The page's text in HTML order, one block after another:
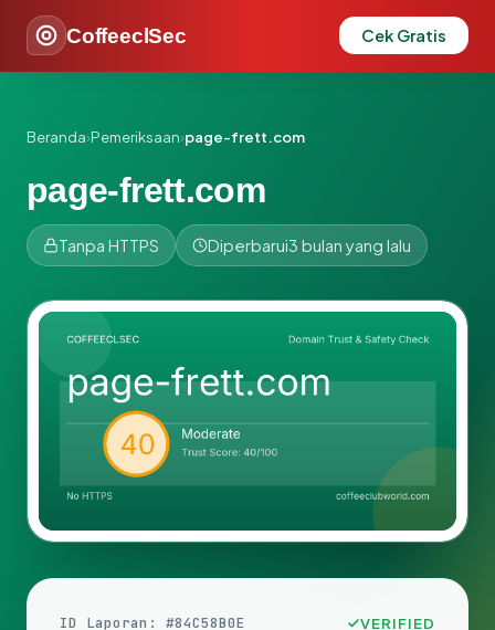
CoffeeclSec Cek Gratis
Beranda›Pemeriksaan›page-frett.com
page-frett.com
Tanpa HTTPS Diperbarui3 bulan yang lalu
ID Laporan: #84C58B0E VERIFIED